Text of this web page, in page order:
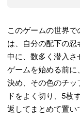
このゲームの世界
は、自分の配下の
中に、数多く潜入さ
ゲームを始める前
決め、その色のチ
ドをよく切り、5枚
返してまとめて置い